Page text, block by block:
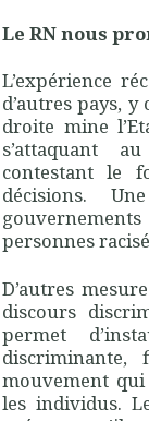
Le RN nous
L’expérience
d’autres pays,
droite mine
s’attaquant
contestant le
décisions.
personnes
D’autres
discours
permet
mouvement
les individus.